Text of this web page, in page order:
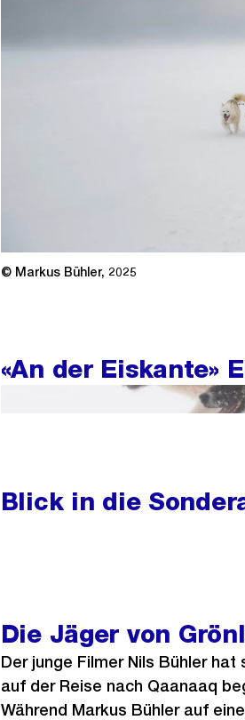
© Markus Bühler, 2025
«An der Eiskante»
Blick in die
Die Jäger von
Der junge Filmer Nils Bühler hat
auf der Reise nach Qaanaaq
Während Markus Bühler auf eine